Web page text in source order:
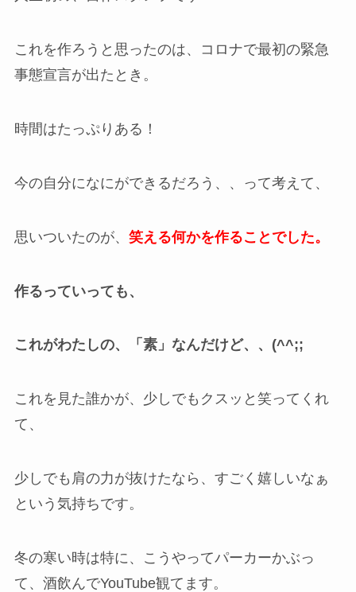
これを作ろうと思ったのは、コロナで最初の緊急
事態宣言が出たとき。
時間はたっぷりある！
今の自分になにができるだろう、、って考えて、
思いついたのが、 笑える何かを作ることでした。
作るっていっても、
これがわたしの、「素」なんだけど、、(^^;;
これを見た誰かが、少しでもクスッと笑ってくれ
て、
少しでも肩の力が抜けたなら、すごく嬉しいなぁ
という気持ちです。
冬の寒い時は特に、こうやってパーカーかぶっ
て、酒飲んでYouTube観てます。